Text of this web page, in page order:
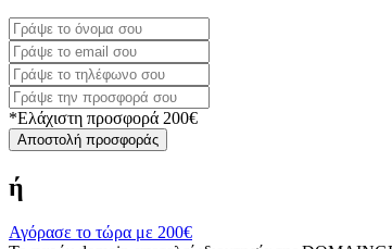
*Ελάχιστη προσφορά 200€
Αποστολή προσφοράς
ή
Αγόρασε το τώρα με 200€